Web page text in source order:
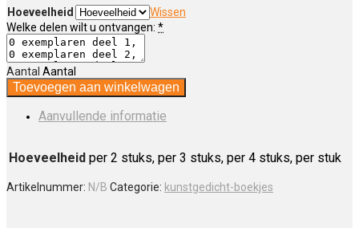
Hoeveelheid
Wissen
Welke delen wilt u ontvangen: *
Aantal Aantal
Toevoegen aan winkelwagen
Aanvullende informatie
Hoeveelheid per 2 stuks, per 3 stuks, per 4 stuks, per stuk
Artikelnummer: N/B Categorie: kunstgedicht-boekjes